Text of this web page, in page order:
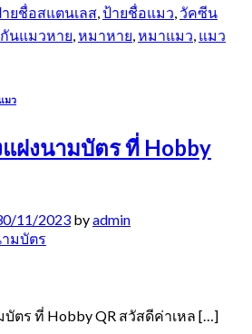
ยชื่อสแตนเลส,ป้ายชื่อแมว, วัคซีน
นแมวหาย,หมาหาย,หมาแมว, แมว
แมว
ฝงนามบัตร ที่ Hobby
11/2023 byadmin
ตร ที่ Hobby QR สวัสดีค่าเหล […]